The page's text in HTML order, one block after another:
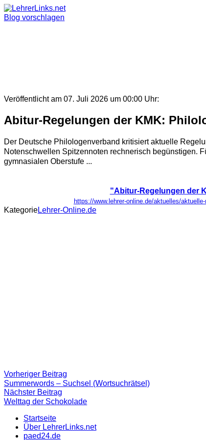
Skip
to
Blog vorschlagen
Veröffentlicht am 07. Juli 2026 um 00:00 Uhr:
Abitur-Regelungen der KMK:
Der Deutsche Philologenverband kritisiert aktuelle
Notenschwellen Spitzennoten rechnerisch begünstigen.
gymnasialen Oberstufe ...
"Abitur-Regelungen der
https://www.lehrer-online.de/aktuelles/
KategorieLehrer-Online.de
Beitragsnavigation
Vorheriger Beitrag
Beitrag:
Summerwords – Suchsel (Wortsuchrätsel)
Nächster Beitrag
Beitrag
Welttag der Schokolade
Startseite
Über LehrerLinks.net
paed24.de